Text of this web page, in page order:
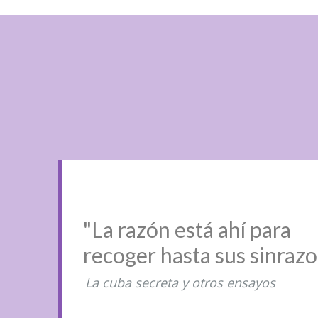
"La razón está ahí para
recoger hasta sus
La cuba secreta y otros ensayos